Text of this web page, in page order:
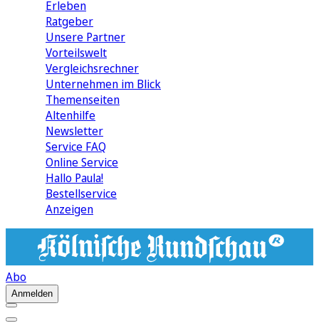
Erleben
Ratgeber
Unsere Partner
Vorteilswelt
Vergleichsrechner
Unternehmen im Blick
Themenseiten
Altenhilfe
Newsletter
Service FAQ
Online Service
Hallo Paula!
Bestellservice
Anzeigen
Abo
Anmelden